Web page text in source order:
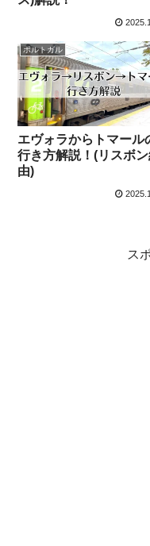
ポルトガル
エヴォラからトマール
行き方解説！(リスボ
由)
ス